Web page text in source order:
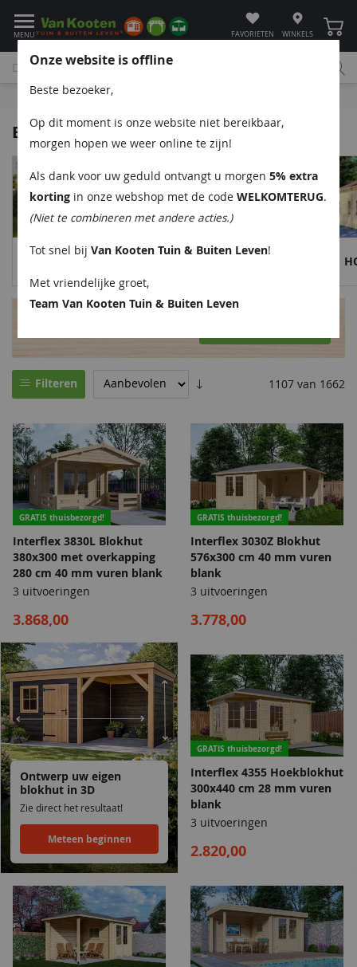
MENU FAVORIETEN WINKELS
Bel
Blokhutten
BLOKHUT MET
BLOKHUT MET
Filteren 1107 van 1662
GRATIS thuisbezorgd!
Interflex 3830L Blokhut
380x300 met overkapping
280 cm 40 mm vuren blank
3 uitvoeringen
3.868,00
GRATIS thuisbezorgd!
Interflex 3030Z Blokhut
576x300 cm 40 mm vuren
blank
3 uitvoeringen
3.778,00
Ontwerp uw eigen
blokhut in 3D
Zie direct het resultaat!
Meteen beginnen
GRATIS thuisbezorgd!
Interflex 4355 Hoekblokhut
300x440 cm 28 mm vuren
blank
3 uitvoeringen
2.820,00
Onze website is offline
Beste bezoeker,
Op dit moment is onze website niet bereikbaar,
morgen hopen we weer online te zijn!
Als dank voor uw geduld ontvangt u morgen5% extra
korting in onze webshop met de codeWELKOMTERUG.
(Niet te combineren met andere acties.)
Tot snel bijVan Kooten Tuin & Buiten Leven!
Met vriendelijke groet,
Team Van Kooten Tuin & Buiten Leven